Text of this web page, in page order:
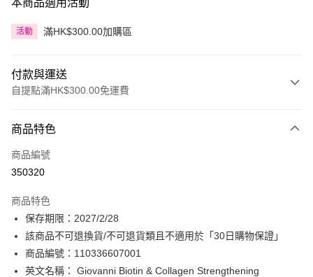
本商品適用活動
活動 滿HK$300.00加購區
付款與運送
自提點滿HK$300.00免運費
信用卡
Apple Pay
PayMe
WeChat Pay
BoC Pay
商品特色
商品編號
350320
商品特色
保存期限：2027/2/28
該商品不可退換貨/不可退貨類且不適用於「30日購物保證」
商品編號：110336607001
英文名稱： Giovanni Biotin & Collagen Strengthening